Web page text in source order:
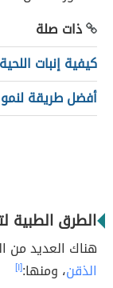
ذات صلة
كيفية إنبات
أفضل طريقة لنمو
الطرق الطبية
هناك العديد من
الذقن، ومنها:[١]